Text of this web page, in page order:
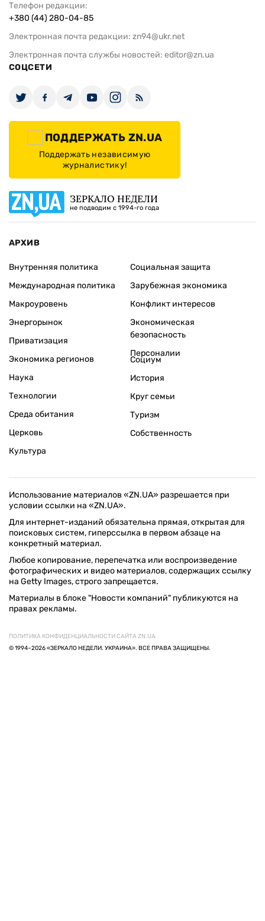
Телефон редакции:
+380 (44) 280-04-85
Электронная почта редакции: zn94@ukr.net
Электронная почта службы новостей: editor@zn.ua
СОЦСЕТИ
ПОДДЕРЖАТЬ ZN.UA
Поддержать независимую
журналистику!
ЗЕРКАЛО НЕДЕЛИ
не подводим с 1994-го года
АРХИВ
Внутренняя политика
Международная политика
Макроуровень
Энергорынок
Приватизация
Экономика регионов
Социальная защита
Зарубежная экономика
Конфликт интересов
Экономическая
безопасность
Персоналии
Наука
Технологии
Среда обитания
Церковь
Культура
Социум
История
Круг семьи
Туризм
Собственность
Использование материалов «ZN.UA» разрешается при
условии ссылки на «ZN.UA».
Для интернет-изданий обязательна прямая, открытая для
поисковых систем, гиперссылка в первом абзаце на
конкретный материал.
Любое копирование, перепечатка или воспроизведение
фотографических и видео материалов, содержащих ссылку
на Getty Images, строго запрещается.
Материалы в блоке "Новости компаний" публикуются на
правах рекламы.
ПОЛИТИКА КОНФИДЕНЦИАЛЬНОСТИ САЙТА ZN.UA
© 1994–2026 «ЗЕРКАЛО НЕДЕЛИ. УКРАИНА». ВСЕ ПРАВА ЗАЩИЩЕНЫ.